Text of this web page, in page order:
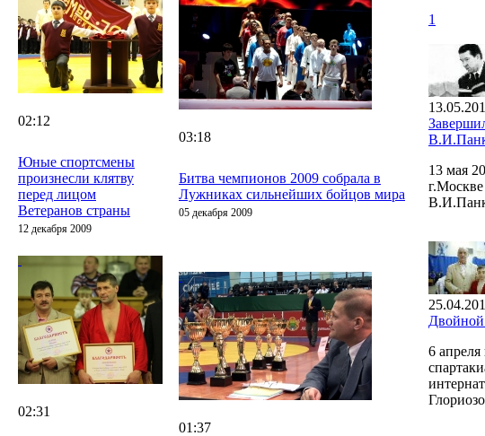
02:12
Юные спортсмены
произнесли клятву
перед лицом
Ветеранов страны
12 декабря 2009
03:18
Битва чемпионов 2009 собрала в
Лужниках сильнейших бойцов мира
05 декабря 2009
02:31
01:37
1
13 мая
Двойной
6